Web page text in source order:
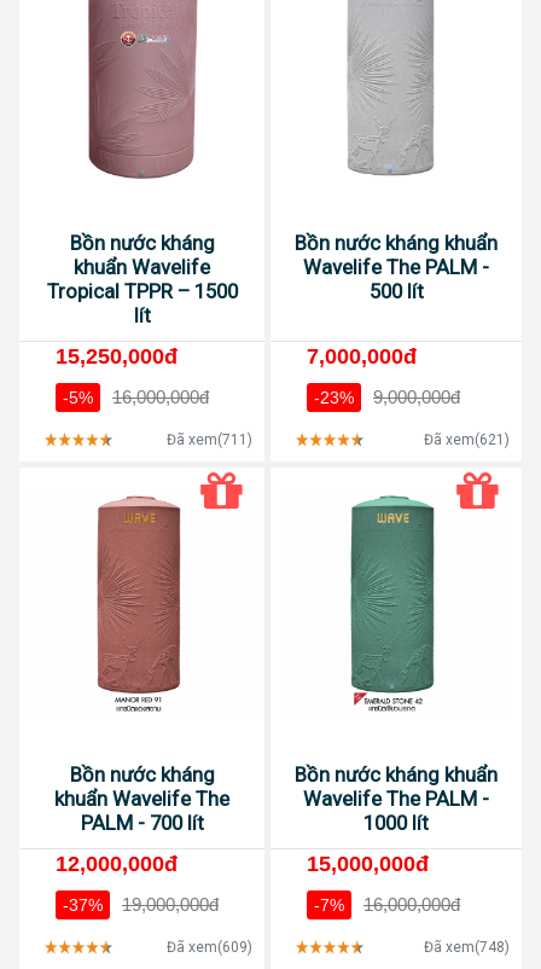
Bồn nước kháng
khuẩn Wavelife
Tropical TPPR – 1500
lít
15,250,000đ
-5% 16,000,000đ
Đã xem(711)
Bồn nước kháng khuẩn
Wavelife The PALM -
500 lít
7,000,000đ
-23% 9,000,000đ
Đã xem(621)
Bồn nước kháng
khuẩn Wavelife The
PALM - 700 lít
12,000,000đ
-37% 19,000,000đ
Đã xem(609)
Bồn nước kháng khuẩn
Wavelife The PALM -
1000 lít
15,000,000đ
-7% 16,000,000đ
Đã xem(748)